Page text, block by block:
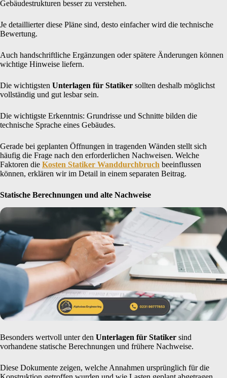
Gebäudestrukturen besser zu verstehen.
Je detaillierter diese Pläne sind, desto einfacher wird die technische
Bewertung.
Auch handschriftliche Ergänzungen oder spätere Änderungen können
wichtige Hinweise liefern.
Die wichtigsten Unterlagen für Statiker sollten deshalb möglichst
vollständig und gut lesbar sein.
Die wichtigste Erkenntnis: Grundrisse und Schnitte bilden die
technische Sprache eines Gebäudes.
Gerade bei geplanten Öffnungen in tragenden Wänden stellt sich
häufig die Frage nach den erforderlichen Nachweisen. Welche
Faktoren die Kosten Statiker Wanddurchbruch beeinflussen
können, erklären wir im Detail in einem separaten Beitrag.
Statische Berechnungen und alte Nachweise
Besonders wertvoll unter den Unterlagen für Statiker sind
vorhandene statische Berechnungen und frühere Nachweise.
Diese Dokumente zeigen, welche Annahmen ursprünglich für die